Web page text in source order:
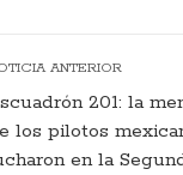
ANTERIOR
201: la
los pilotos
en la